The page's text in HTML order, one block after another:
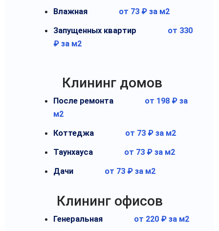
Влажная от 73 ₽ за м2
Запущенных квартир
от 330
₽ за м2
Клининг домов
После ремонта
от 198 ₽ за
м2
Коттеджа от 73 ₽ за м2
Таунхауса от 73 ₽ за м2
Дачи от 73 ₽ за м2
Клининг офисов
Генеральная от 220 ₽ за м2